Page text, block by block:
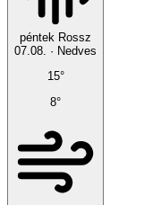
péntek Rossz
07.08. · Nedves
15°
8°